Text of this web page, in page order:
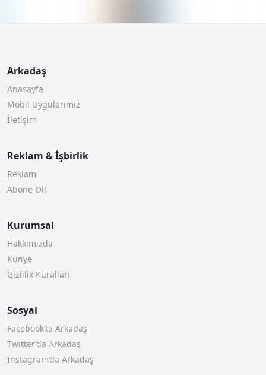
Arkadaş
Anasayfa
Mobil Uygularımız
İletişim
Reklam & İşbirlik
Reklam
Abone Ol!
Kurumsal
Hakkımızda
Künye
Gizlilik Kuralları
Sosyal
Facebook’ta Arkadaş
Twitter’da Arkadaş
Instagram’da Arkadaş